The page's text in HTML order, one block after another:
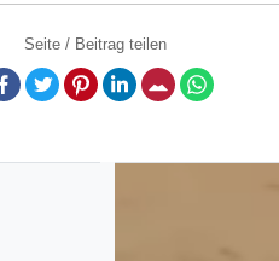
Seite / Beitrag teilen
Facebook
TwitterPinterestLinkedInE-Mail